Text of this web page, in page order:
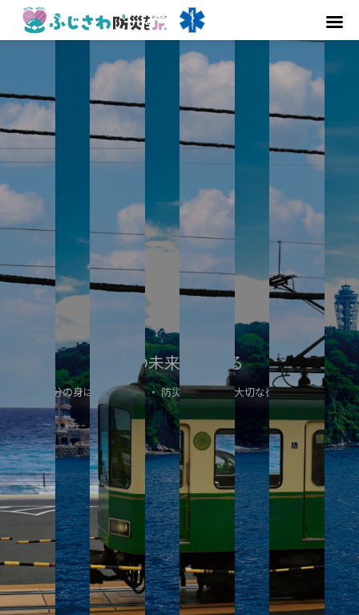
街の未来を考える
自分の身は自分で守る ・ 防災を学ぶ事で大切な街を守ろう